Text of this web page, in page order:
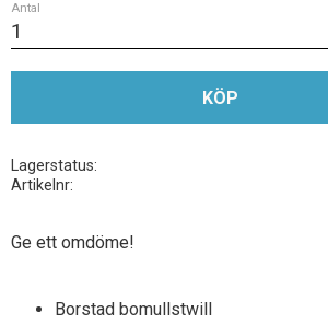
Antal
KÖP
Lagerstatus
Artikelnr
Ge ett omdöme!
Borstad bomullstwill